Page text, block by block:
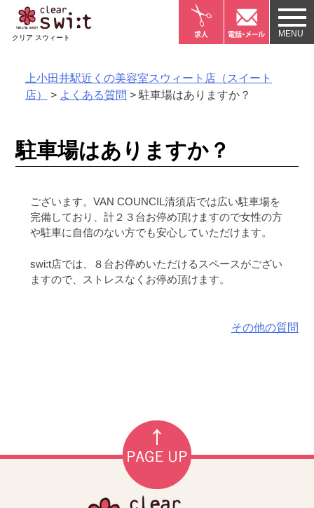
Skip
content
クリア スウィート
上小田井駅近くの美容室スウィート店（スイート
店）
> よくある質問 > 駐車場はありますか？
駐車場はありますか？
ございます。VAN COUNCIL清須店では広い駐車場を
完備しており、計２３台お停め頂けますので女性の方
や駐車に自信のない方でも安心していただけます。
swi:t店では、８台お停めいただけるスペースがござい
ますので、ストレスなくお停め頂けます。
その他の質問